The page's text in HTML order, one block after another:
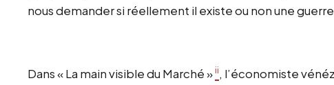
nous demander si réellement il existe ou non une
Dans « La main visible du Marché » ii, l’économiste